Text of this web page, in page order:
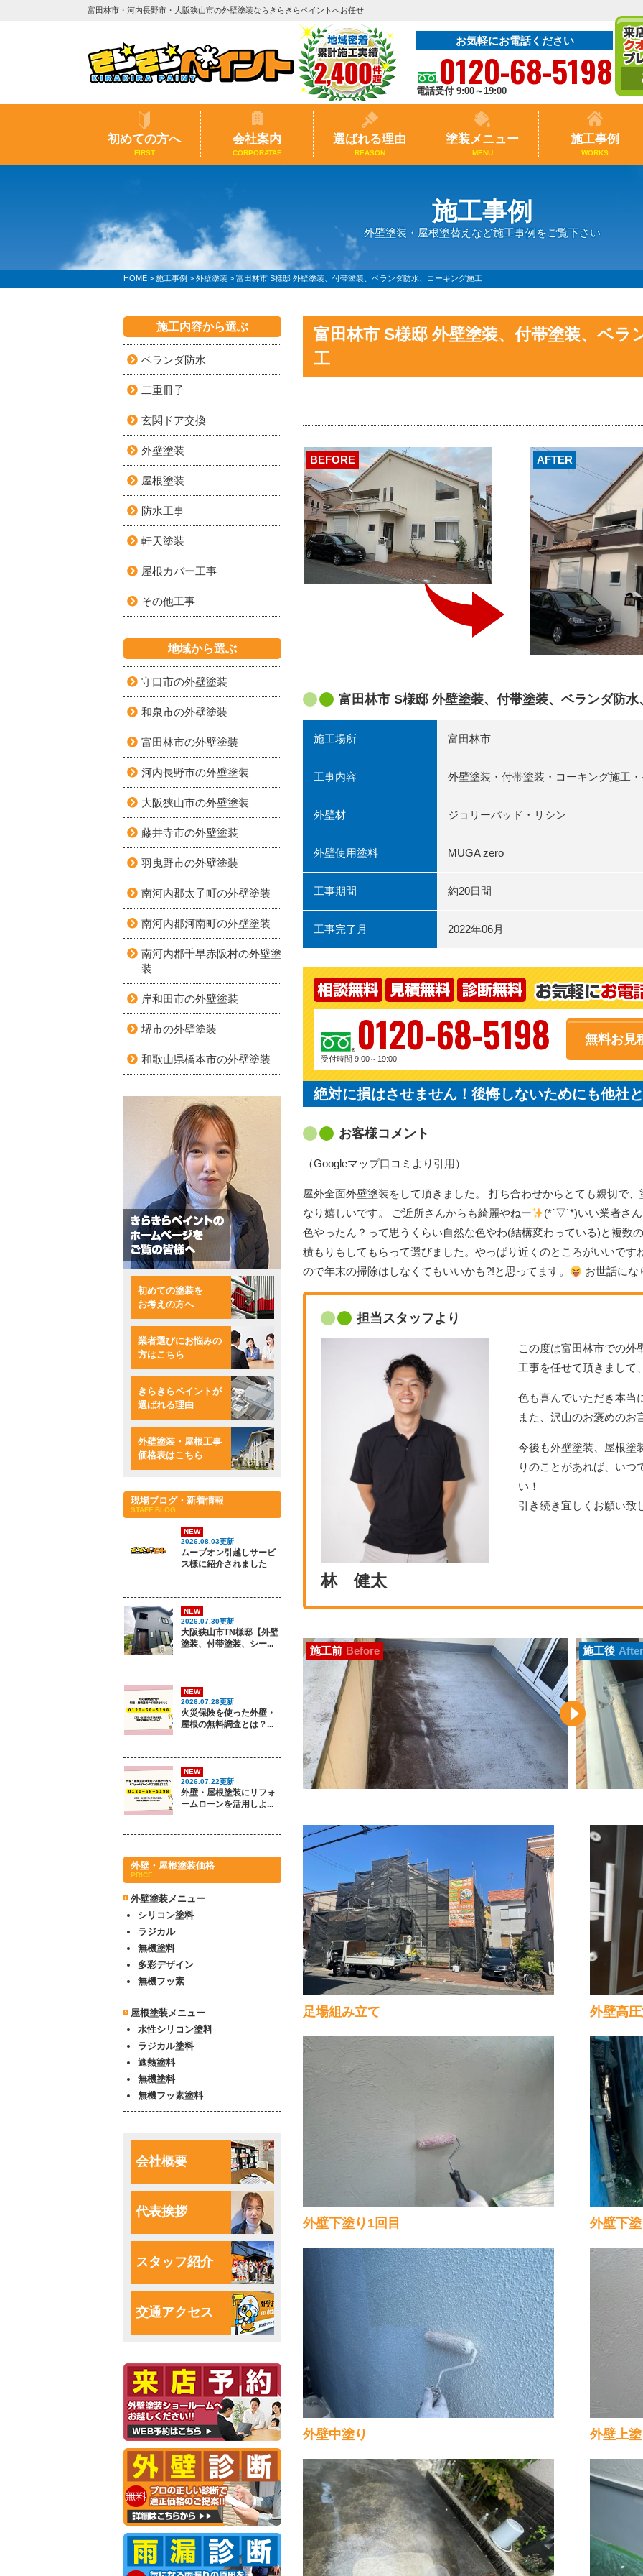
富田林市・河内長野市・大阪狭山市の外壁塗装ならきらきらペイントへお任せ
お気軽にお電話ください
0120-68-5198
電話受付 9:00～19:00
初めての方へ
FIRST
会社案内
CORPORATAE
選ばれる理由
REASON
塗装メニュー
MENU
施工事例
WORKS
施工事例
外壁塗装・屋根塗替えなど施工事例をご覧下さい
HOME > 施工事例 > 外壁塗装 > 富田林市 S様邸 外壁塗装、付帯塗装、ベランダ防水、コーキング施工
富田林市 S様邸 外壁塗装、付帯塗装、ベラ
工
AFTER
BEFORE
富田林市 S様邸 外壁塗装、付帯塗装、ベランダ防
施工場所 富田林市
工事内容 外壁塗装・付帯塗装・コーキング施工
外壁材 ジョリーパッド・リシン
外壁使用塗料 MUGA zero
工事期間 約20日間
工事完了月 2022年06月
0120-68-5198
受付時間 9:00～19:00
無料お見
絶対に損はさせません！後悔しないためにも他社
お客様コメント
（Googleマップ口コミより引用）
屋外全面外壁塗装をして頂きました。 打ち合わせからとても親切で
なり嬉しいです。 ご近所さんからも綺麗やねー
(*´▽`*)いい業者さ
色やったん？って思うくらい自然な色やわ(結構変わっている)と複数
積もりもしてもらって選びました。やっぱり近くのところがいいで
ので年末の掃除はしなくてもいいかも?!と思ってます。
お世話にな
担当スタッフより
林 健太
この度は富田林市での外
工事を任せて頂きまして
色も喜んでいただき本当
また、沢山のお褒めのお
今後も外壁塗装、屋根塗
りのことがあれば、いつ
い！
引き続き宜しくお願い致
施工前 Before 施工後 After
足場組み立て 外壁高
外壁下塗り1回目 外壁下
外壁中塗り 外壁上
施工内容から選ぶ
ベランダ防水
二重冊子
玄関ドア交換
外壁塗装
屋根塗装
防水工事
軒天塗装
屋根カバー工事
その他工事
地域から選ぶ
守口市の外壁塗装
和泉市の外壁塗装
富田林市の外壁塗装
河内長野市の外壁塗装
大阪狭山市の外壁塗装
藤井寺市の外壁塗装
羽曳野市の外壁塗装
南河内郡太子町の外壁塗装
南河内郡河南町の外壁塗装
南河内郡千早赤阪村の外壁塗
装
岸和田市の外壁塗装
堺市の外壁塗装
和歌山県橋本市の外壁塗装
初めての塗装を
お考えの方へ
業者選びにお悩みの
方はこちら
きらきらペイントが
選ばれる理由
外壁塗装・屋根工事
価格表はこちら
現場ブログ・新着情報
STAFF BLOG
NEW
2026.08.03更新
ムーブオン引越しサービ
ス様に紹介されました
NEW
2026.07.30更新
大阪狭山市TN様邸【外壁
塗装、付帯塗装、シー...
NEW
2026.07.28更新
火災保険を使った外壁・
屋根の無料調査とは？...
NEW
2026.07.22更新
外壁・屋根塗装にリフォ
ームローンを活用しよ...
外壁・屋根塗装価格
PRICE
外壁塗装メニュー
シリコン塗料
ラジカル
無機塗料
多彩デザイン
無機フッ素
屋根塗装メニュー
水性シリコン塗料
ラジカル塗料
遮熱塗料
無機塗料
無機フッ素塗料
会社概要
代表挨拶
スタッフ紹介
交通アクセス